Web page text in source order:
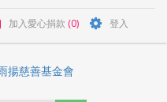
加入愛心捐款 (0) 登入